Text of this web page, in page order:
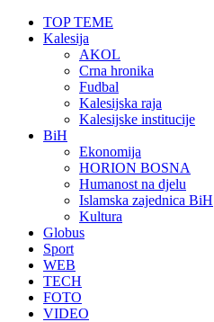
TOP TEME
Kalesija
AKOL
Crna hronika
Fudbal
Kalesijska raja
Kalesijske institucije
BiH
Ekonomija
HORION BOSNA
Humanost na djelu
Islamska zajednica BiH
Kultura
Globus
Sport
WEB
TECH
FOTO
VIDEO